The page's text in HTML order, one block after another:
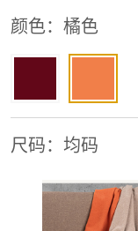
颜色：橘色
尺码：均码